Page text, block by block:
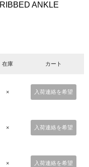
ANKLE
在庫 カート
× 入荷連絡を希望
× 入荷連絡を希望
× 入荷連絡を希望